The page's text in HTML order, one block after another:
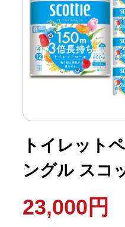
トイレット
ングル スコ
12P 香り付
0725]
23,000円